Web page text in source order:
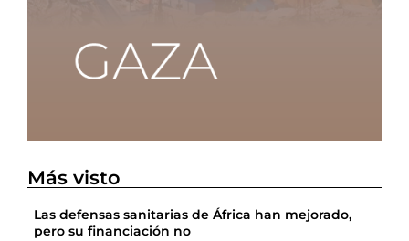
Más visto
Las defensas sanitarias de África han mejorado,
pero su financiación no